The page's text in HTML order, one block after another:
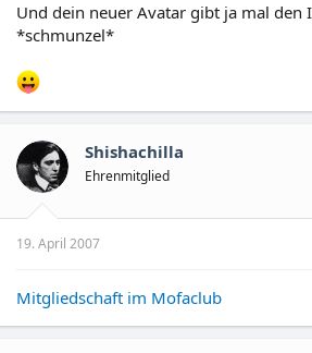
Und dein neuer Avatar gibt ja mal den
*schmunzel*
Shishachilla
Ehrenmitglied
19. April 2007
Mitgliedschaft im Mofaclub